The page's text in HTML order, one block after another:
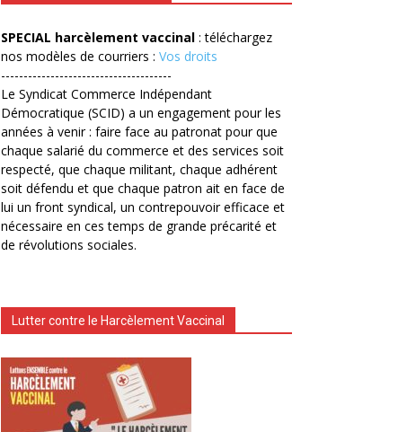
SPECIAL harcèlement vaccinal : téléchargez
nos modèles de courriers : Vos droits
--------------------------------------
Le Syndicat Commerce Indépendant
Démocratique (SCID) a un engagement pour les
années à venir : faire face au patronat pour que
chaque salarié du commerce et des services soit
respecté, que chaque militant, chaque adhérent
soit défendu et que chaque patron ait en face de
lui un front syndical, un contrepouvoir efficace et
nécessaire en ces temps de grande précarité et
de révolutions sociales.
Lutter contre le Harcèlement Vaccinal